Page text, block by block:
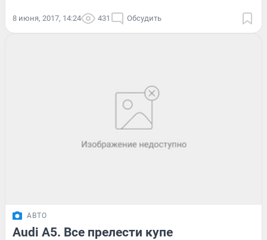
8 июня, 2017, 14:24 431 Обсудить
АВТО
Audi A5. Все прелести купе